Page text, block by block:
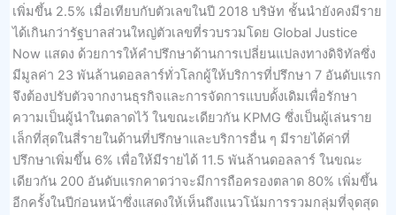
เพิ่มขึ้น 2.5% เมื่อเทียบกับตัวเลขในปี 2018 บริษัท ชั้นนำยังคงมีราย
ได้เกินกว่ารัฐบาลส่วนใหญ่ตัวเลขที่รวบรวมโดย Global Justice
Now แสดง ด้วยการให้คำปรึกษาด้านการเปลี่ยนแปลงทางดิจิทัลซึ่ง
มีมูลค่า 23 พันล้านดอลลาร์ทั่วโลกผู้ให้บริการที่ปรึกษา 7 อันดับแรก
จึงต้องปรับตัวจากงานธุรกิจและการจัดการแบบดั้งเดิมเพื่อรักษา
ความเป็นผู้นำในตลาดไว้ ในขณะเดียวกัน KPMG ซึ่งเป็นผู้เล่นราย
เล็กที่สุดในสี่รายในด้านที่ปรึกษาและบริการอื่น ๆ มีรายได้ค่าที่
ปรึกษาเพิ่มขึ้น 6% เพื่อให้มีรายได้ 11.5 พันล้านดอลลาร์ ในขณะ
เดียวกัน 200 อันดับแรกคาดว่าจะมีการถือครองตลาด 80% เพิ่มขึ้น
อีกครั้งในปีก่อนหน้าซึ่งแสดงให้เห็นถึงแนวโน้มการรวมกลุ่มที่จุดสุด